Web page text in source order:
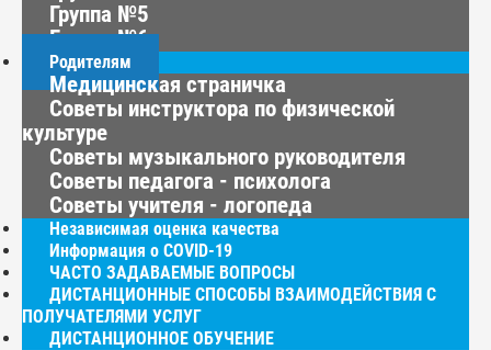
Группа №5
Группа №6
Родителям
Медицинская страничка
Советы инструктора по физической
культуре
Советы музыкального руководителя
Советы педагога - психолога
Советы учителя - логопеда
Независимая оценка качества
Информация о COVID-19
ЧАСТО ЗАДАВАЕМЫЕ ВОПРОСЫ
ДИСТАНЦИОННЫЕ СПОСОБЫ ВЗАИМОДЕЙСТВИЯ С
ПОЛУЧАТЕЛЯМИ УСЛУГ
ДИСТАНЦИОННОЕ ОБУЧЕНИЕ